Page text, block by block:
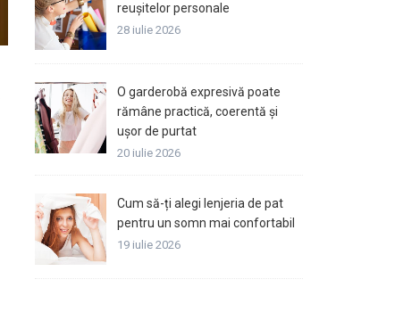
reușitelor personale
28 iulie 2026
O garderobă expresivă poate
rămâne practică, coerentă și
ușor de purtat
20 iulie 2026
Cum să-ți alegi lenjeria de pat
pentru un somn mai confortabil
19 iulie 2026